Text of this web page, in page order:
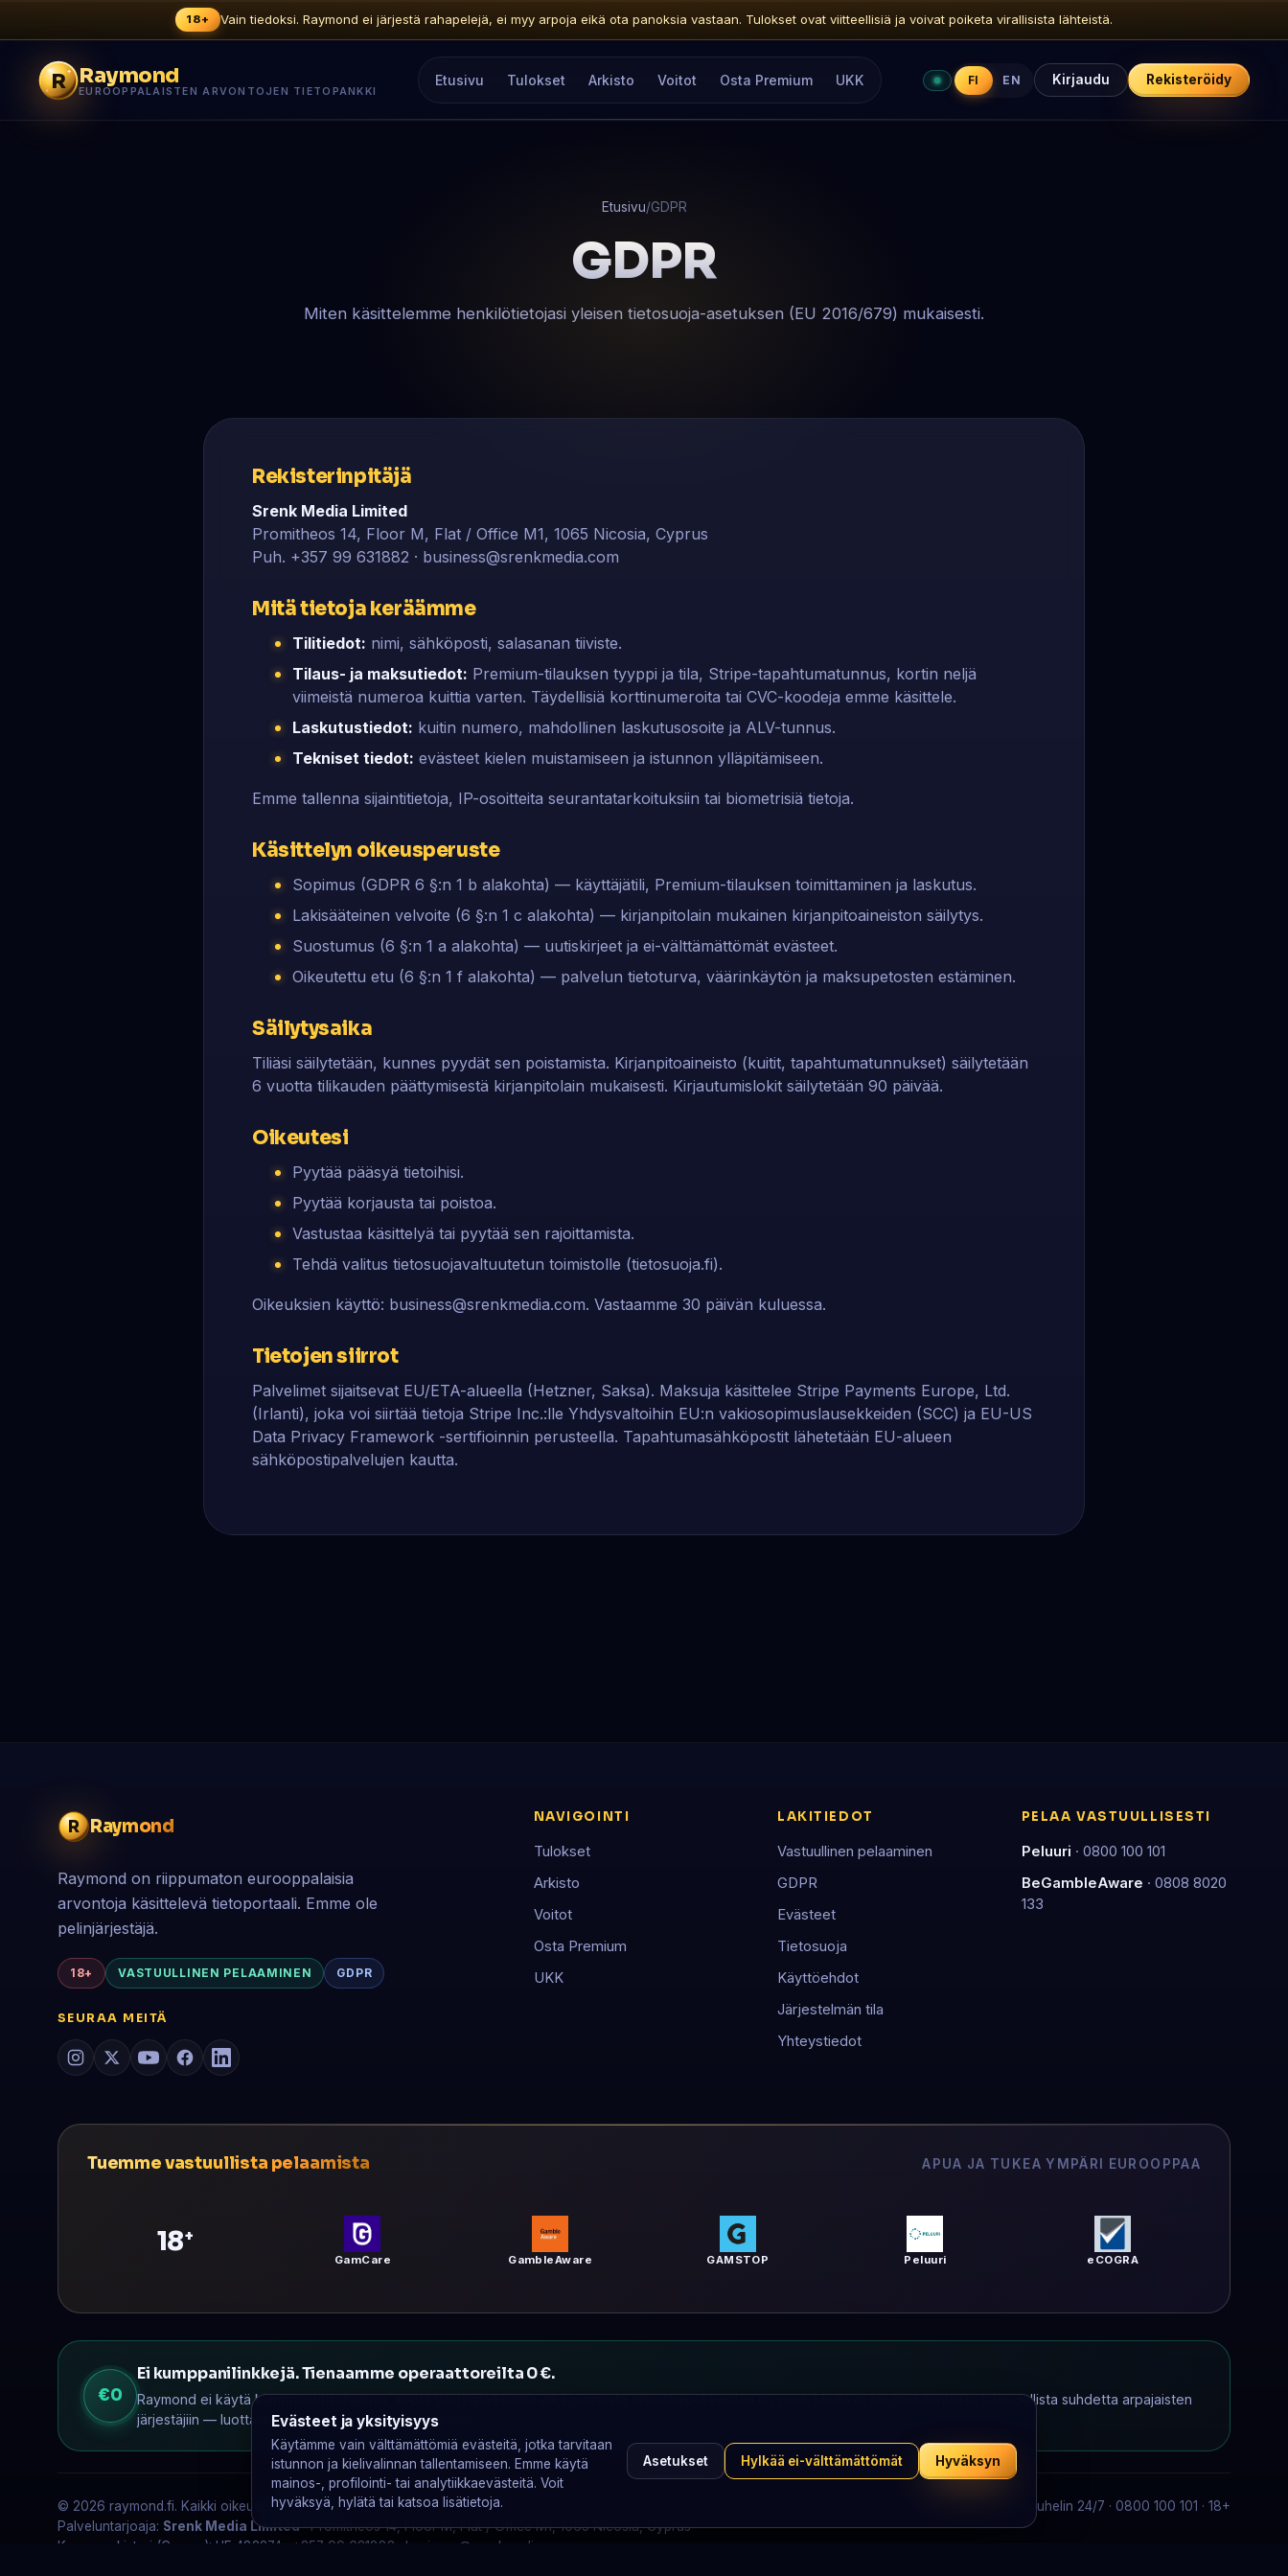
18+ Vain tiedoksi. Raymond ei järjestä rahapelejä, ei myy arpoja eikä ota panoksia vastaan. Tulokset ovat viitteellisiä ja voivat poiketa virallisista lähteistä.
R Raymond
EUROOPPALAISTEN ARVONTOJEN TIETOPANKKI
Etusivu Tulokset Arkisto Voitot Osta Premium UKK FI EN Kirjaudu Rekisteröidy
Etusivu/GDPR
GDPR
Miten käsittelemme henkilötietojasi yleisen tietosuoja-asetuksen (EU 2016/679) mukaisesti.
Rekisterinpitäjä
Srenk Media Limited
Promitheos 14, Floor M, Flat / Office M1, 1065 Nicosia, Cyprus
Puh. +357 99 631882 · business@srenkmedia.com
Mitä tietoja keräämme
Tilitiedot: nimi, sähköposti, salasanan tiiviste.
Tilaus- ja maksutiedot: Premium-tilauksen tyyppi ja tila, Stripe-tapahtumatunnus, kortin neljä
viimeistä numeroa kuittia varten. Täydellisiä korttinumeroita tai CVC-koodeja emme käsittele.
Laskutustiedot: kuitin numero, mahdollinen laskutusosoite ja ALV-tunnus.
Tekniset tiedot: evästeet kielen muistamiseen ja istunnon ylläpitämiseen.
Emme tallenna sijainti­tietoja, IP-osoitteita seurantatarkoituksiin tai biometrisiä tietoja.
Käsittelyn oikeusperuste
Sopimus (GDPR 6 §:n 1 b alakohta) — käyttäjätili, Premium-tilauksen toimittaminen ja laskutus.
Lakisääteinen velvoite (6 §:n 1 c alakohta) — kirjanpitolain mukainen kirjanpitoaineiston säilytys.
Suostumus (6 §:n 1 a alakohta) — uutiskirjeet ja ei-välttämättömät evästeet.
Oikeutettu etu (6 §:n 1 f alakohta) — palvelun tietoturva, väärinkäytön ja maksupetosten estäminen.
Säilytysaika
Tiliäsi säilytetään, kunnes pyydät sen poistamista. Kirjanpitoaineisto (kuitit, tapahtumatunnukset) säilytetään
6 vuotta tilikauden päättymisestä kirjanpitolain mukaisesti. Kirjautumislokit säilytetään 90 päivää.
Oikeutesi
Pyytää pääsyä tietoihisi.
Pyytää korjausta tai poistoa.
Vastustaa käsittelyä tai pyytää sen rajoittamista.
Tehdä valitus tietosuojavaltuutetun toimistolle (tietosuoja.fi).
Oikeuksien käyttö: business@srenkmedia.com. Vastaamme 30 päivän kuluessa.
Tietojen siirrot
Palvelimet sijaitsevat EU/ETA-alueella (Hetzner, Saksa). Maksuja käsittelee Stripe Payments Europe, Ltd.
(Irlanti), joka voi siirtää tietoja Stripe Inc.:lle Yhdysvaltoihin EU:n vakiosopimuslausekkeiden (SCC) ja EU-US
Data Privacy Framework -sertifioinnin perusteella. Tapahtumasähköpostit lähetetään EU-alueen
sähköpostipalvelujen kautta.
R Raymond
Raymond on riippumaton eurooppalaisia
arvontoja käsittelevä tietoportaali. Emme ole
pelinjärjestäjä.
18+ VASTUULLINEN PELAAMINEN GDPR
SEURAA MEITÄ
NAVIGOINTI
Tulokset
Arkisto
Voitot
Osta Premium
UKK
LAKITIEDOT
Vastuullinen pelaaminen
GDPR
Evästeet
Tietosuoja
Käyttöehdot
Järjestelmän tila
Yhteystiedot
PELAA VASTUULLISESTI
Peluuri · 0800 100 101
BeGambleAware · 0808 8020
133
Tuemme vastuullista pelaamista APUA JA TUKEA YMPÄRI EUROOPPAA
18+
GamCare GambleAware GAMSTOP Peluuri eCOGRA
€0
Ei kumppanilinkkejä. Tienaamme operaattoreilta 0 €.
Raymond ei käytä kumppanuusohjelmia, ei ota välityspalkkioita eikä mainosta arvontalipukkeiden myyntiä. Meillä ei ole minkäänlaista taloudellista suhdetta arpajaisten
järjestäjiin — luottamuksesi on ainoa tulonlähteemme.
© 2026 raymond.fi. Kaikki oikeudet pidätetään.
Palveluntarjoaja: Srenk Media Limited· Promitheos 14, Floor M, Flat / Office M1, 1065 Nicosia, Cyprus
Kaupparekisteri (Cyprus): ΗΕ 483274 ·
+357 99 631882 business@srenkmedia.com
Tukipuhelin 24/7 · 0800 100 101 · 18+
Evästeet ja yksityisyys
Käytämme vain välttämättömiä evästeitä, jotka tarvitaan
istunnon ja kielivalinnan tallentamiseen. Emme käytä
mainos-, profilointi- tai analytiikkaevästeitä. Voit
hyväksyä, hylätä tai katsoa lisätietoja.
Asetukset Hylkää ei-välttämättömät Hyväksyn